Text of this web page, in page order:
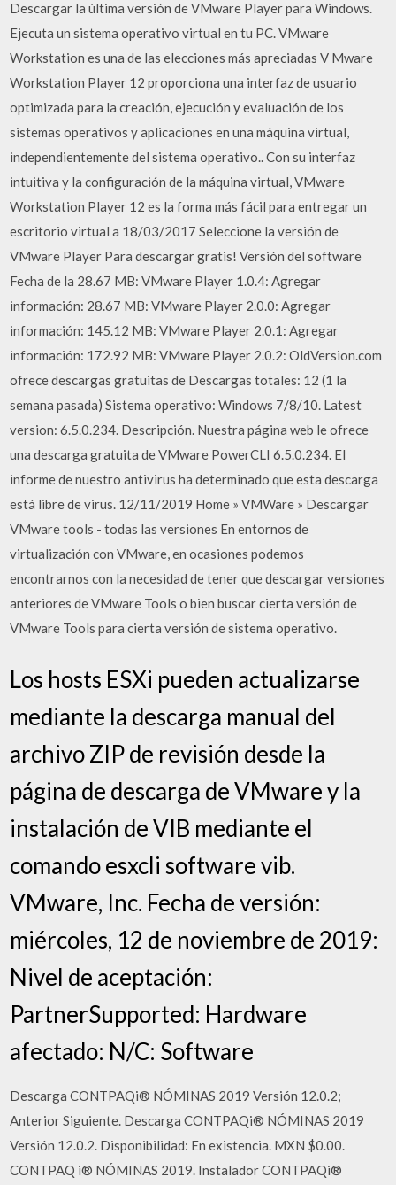
Descargar la última versión de VMware Player para Windows.
Ejecuta un sistema operativo virtual en tu PC. VMware
Workstation es una de las elecciones más apreciadas V Mware
Workstation Player 12 proporciona una interfaz de usuario
optimizada para la creación, ejecución y evaluación de los
sistemas operativos y aplicaciones en una máquina virtual,
independientemente del sistema operativo.. Con su interfaz
intuitiva y la configuración de la máquina virtual, VMware
Workstation Player 12 es la forma más fácil para entregar un
escritorio virtual a 18/03/2017 Seleccione la versión de
VMware Player Para descargar gratis! Versión del software
Fecha de la 28.67 MB: VMware Player 1.0.4: Agregar
información: 28.67 MB: VMware Player 2.0.0: Agregar
información: 145.12 MB: VMware Player 2.0.1: Agregar
información: 172.92 MB: VMware Player 2.0.2: OldVersion.com
ofrece descargas gratuitas de Descargas totales: 12 (1 la
semana pasada) Sistema operativo: Windows 7/8/10. Latest
version: 6.5.0.234. Descripción. Nuestra página web le ofrece
una descarga gratuita de VMware PowerCLI 6.5.0.234. El
informe de nuestro antivirus ha determinado que esta descarga
está libre de virus. 12/11/2019 Home » VMWare » Descargar
VMware tools - todas las versiones En entornos de
virtualización con VMware, en ocasiones podemos
encontrarnos con la necesidad de tener que descargar versiones
anteriores de VMware Tools o bien buscar cierta versión de
VMware Tools para cierta versión de sistema operativo.
Los hosts ESXi pueden actualizarse
mediante la descarga manual del
archivo ZIP de revisión desde la
página de descarga de VMware y la
instalación de VIB mediante el
comando esxcli software vib.
VMware, Inc. Fecha de versión:
miércoles, 12 de noviembre de 2019:
Nivel de aceptación:
PartnerSupported: Hardware
afectado: N/C: Software
Descarga CONTPAQi® NÓMINAS 2019 Versión 12.0.2;
Anterior Siguiente. Descarga CONTPAQi® NÓMINAS 2019
Versión 12.0.2. Disponibilidad: En existencia. MXN $0.00.
CONTPAQ i® NÓMINAS 2019. Instalador CONTPAQi®